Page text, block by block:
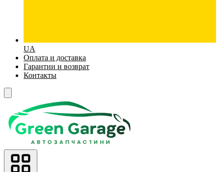
UA
Оплата и доставка
Гарантии и возврат
Контакты